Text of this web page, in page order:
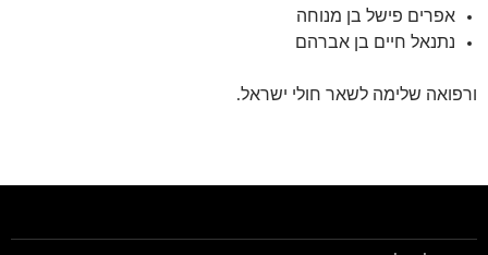
אפרים פישל בן מנוחה
נתנאל חיים בן אברהם
ורפואה שלימה לשאר חולי ישראל.